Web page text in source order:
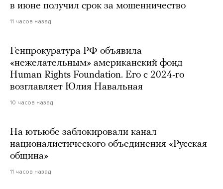
в июне получил срок за мошенничество
11 часов назад
Генпрокуратура РФ объявила
«нежелательным» американский фонд
Human Rights Foundation. Его с 2024-го
возглавляет Юлия Навальная
10 часов назад
На ютьюбе заблокировали канал
националистического объединения «Русская
община»
11 часов назад